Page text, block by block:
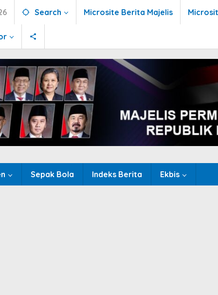
Search Microsite Berita Majelis
Sepak Bola Indeks Berita Ekbis